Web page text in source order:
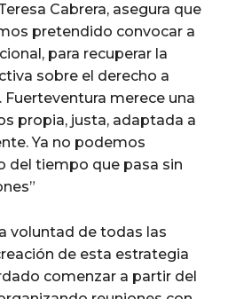
Cabrera, asegura que
pretendido convocar a
para recuperar la
sobre el derecho a
Fuerteventura merece una
propia, justa, adaptada a
Ya no podemos
del tiempo que pasa sin
voluntad de todas las
de esta estrategia
comenzar a partir del